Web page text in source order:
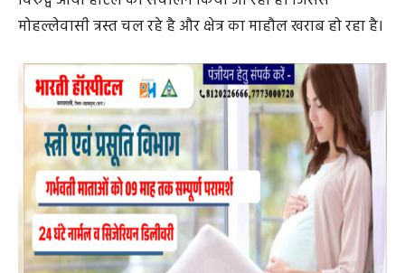
रहा है, जबकि यह भी आवासीय क्षेत्र में आता है, जिसका उपयोग
व्यवसायिक रूप से नहीं किया जा सकता है।इसके बाद भी नियम
विरुद्व ओयो होटल का संचालन किया जा रहा है। जिससे
मोहल्लेवासी त्रस्त चल रहे है और क्षेत्र का माहौल खराब हो रहा है।